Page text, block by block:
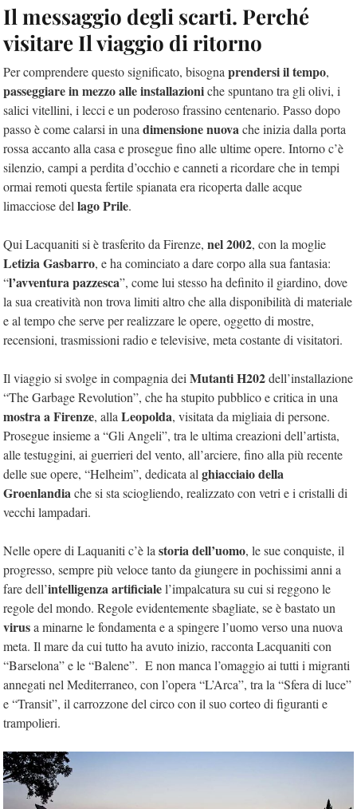
Il messaggio degli scarti. Perché
visitare Il viaggio di ritorno
Per comprendere questo significato, bisognaprendersi il tempo,
passeggiare in mezzo alle installazioniche spuntano tra gli olivi, i
salici vitellini, i lecci e un poderoso frassino centenario. Passo dopo
passo è come calarsi in unadimensione nuovache inizia dalla porta
rossa accanto alla casa e prosegue fino alle ultime opere. Intorno c’è
silenzio, campi a perdita d’occhio e canneti a ricordare che in tempi
ormai remoti questa fertile spianata era ricoperta dalle acque
limacciose dellago Prile.
Qui Lacquaniti si è trasferito da Firenze, nel 2002, con la moglie
Letizia Gasbarro, e ha cominciato a dare corpo alla sua fantasia:
“l’avventura pazzesca”, come lui stesso ha definito il giardino, dove
la sua creatività non trova limiti altro che alla disponibilità di materiale
e al tempo che serve per realizzare le opere, oggetto di mostre,
recensioni, trasmissioni radio e televisive, meta costante di visitatori.
Il viaggio si svolge in compagnia deiMutanti H202dell’installazione
“The Garbage Revolution”, che ha stupito pubblico e critica in una
mostra a Firenze, allaLeopolda, visitata da migliaia di persone.
Prosegue insieme a “Gli Angeli”, tra le ultima creazioni dell’artista,
alle testuggini, ai guerrieri del vento, all’arciere, fino alla più recente
delle sue opere, “Helheim”, dedicata alghiacciaio della
Groenlandiache si sta sciogliendo, realizzato con vetri e i cristalli di
vecchi lampadari.
Nelle opere di Laquaniti c’è lastoria dell’uomo, le sue conquiste, il
progresso, sempre più veloce tanto da giungere in pochissimi anni a
fare dell’intelligenza artificialel’impalcatura su cui si reggono le
regole del mondo. Regole evidentemente sbagliate, se è bastato un
virusa minarne le fondamenta e a spingere l’uomo verso una nuova
meta. Il mare da cui tutto ha avuto inizio, racconta Lacquaniti con
“Barselona” e le “Balene”. E non manca l’omaggio ai tutti i migranti
annegati nel Mediterraneo, con l’opera “L’Arca”, tra la “Sfera di luce”
e “Transit”, il carrozzone del circo con il suo corteo di figuranti e
trampolieri.